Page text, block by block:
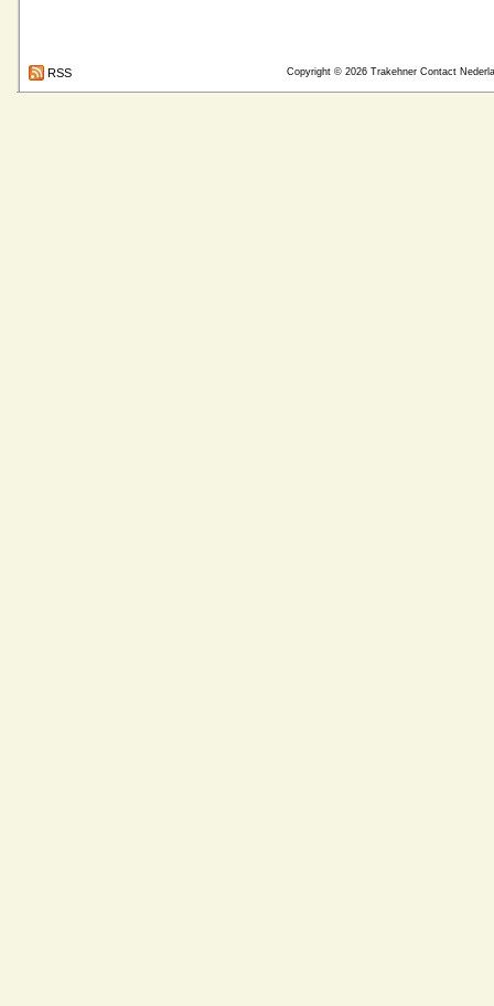
Copyright © 2026 Trakehner Contact
RSS